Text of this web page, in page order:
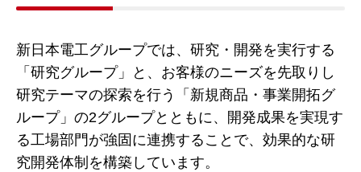
新日本電工グループでは、研究・開発を実行する
「研究グループ」と、お客様のニーズを先取りし
研究テーマの探索を行う「新規商品・事業開拓グ
ループ」の2グループとともに、開発成果を実現す
る工場部門が強固に連携することで、効果的な研
究開発体制を構築しています。